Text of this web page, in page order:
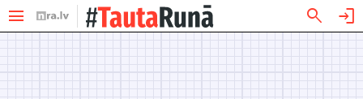
menu search login